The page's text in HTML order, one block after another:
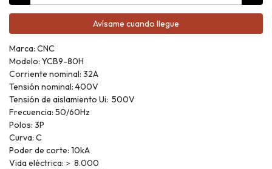
Avísame cuando llegue
Marca: CNC
Modelo: YCB9-80H
Corriente nominal: 32A
Tensión nominal: 400V
Tensión de aislamiento Ui: 500V
Frecuencia: 50/60Hz
Polos: 3P
Curva: C
Poder de corte: 10kA
Vida eléctrica:＞ 8.000